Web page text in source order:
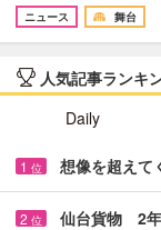
ニュース
舞台
人気記事ランキ
Daily
1 位 想像を超えて
2 位 仙台貨物 2